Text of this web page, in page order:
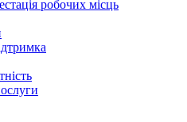
робочих місць